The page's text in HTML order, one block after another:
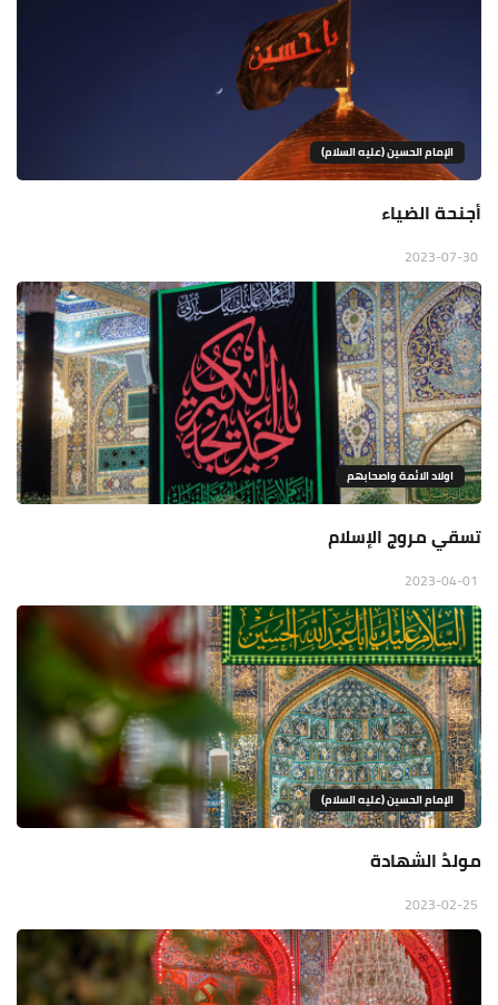
الإمام الحسين (عليه السلام)
أجنحة الضياء
اولاد الائمة واصحابهم
تسقي مروج الإسلام
الإمام الحسين (عليه السلام)
مولدُ الشهادة